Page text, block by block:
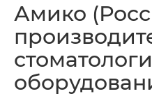
Амико